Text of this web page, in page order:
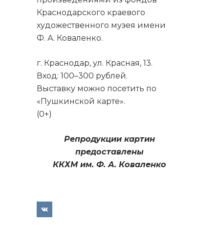
Краснодарского краевого
художественного музея имени
Ф. А. Коваленко.
г. Краснодар, ул. Красная, 13.
Вход: 100–300 рублей.
Выставку можно посетить по
«Пушкинской карте».
(0+)
Репродукции картин
предоставлены
ККХМ им. Ф. А. Коваленко